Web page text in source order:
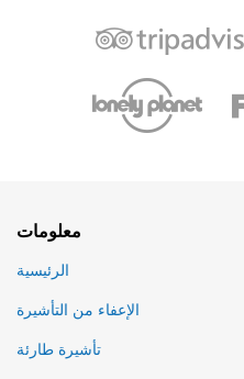
معلومات
الرئيسية
الإعفاء من التأشيرة
تأشيرة طارئة